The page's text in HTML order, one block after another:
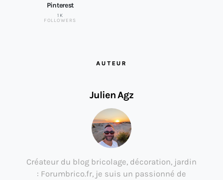
Pinterest
1K
FOLLOWERS
AUTEUR
Julien Agz
Créateur du blog bricolage, décoration, jardin
: Forumbrico.fr, je suis un passionné de